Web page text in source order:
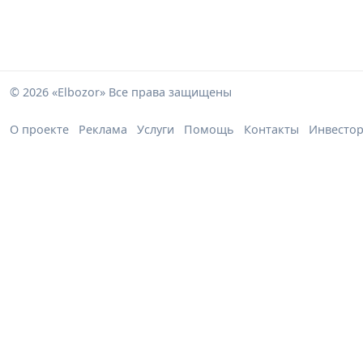
© 2026 «Elbozor» Все права защищены
О проекте Реклама Услуги Помощь Контакты